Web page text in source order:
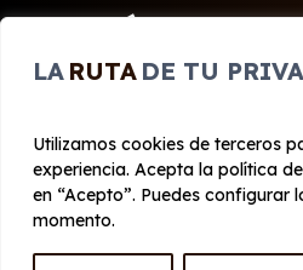
LA RUTA DE TU
Utilizamos cookies de terceros
experiencia. Acepta la política
en “Acepto”. Puedes configurar
momento.
El Ejido
© 2020 - 2026
Aviso legal y Privacidad